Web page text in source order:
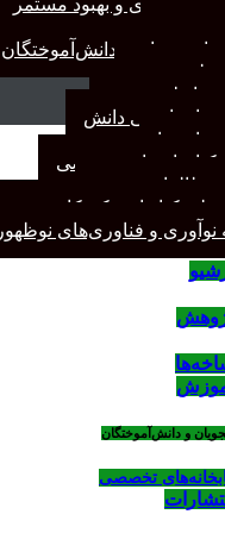
پژوهش
دانشجویان و دانش‌آموختگان
علم سنجی
روابط عمومی
سازماندهی دانش
شاخه‌ها
کتابخانه‌های تخصصی
مطالعات صنفی
ملی کتابداری کودکان و
نوآوری و فناوری‌های نوظهور
و دانش‌آموختگان
تخصصی